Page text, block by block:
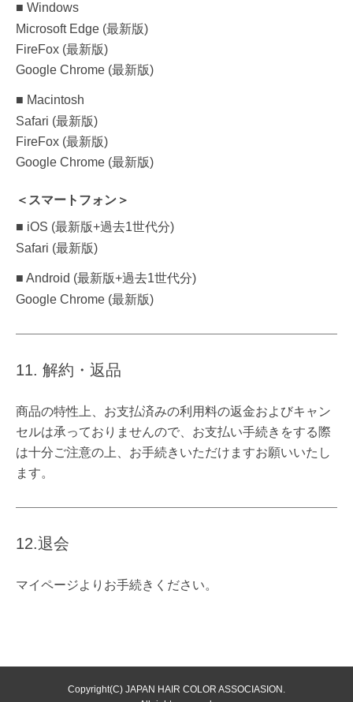
■ Windows
Microsoft Edge (最新版)
FireFox (最新版)
Google Chrome (最新版)
■ Macintosh
Safari (最新版)
FireFox (最新版)
Google Chrome (最新版)
＜スマートフォン＞
■ iOS (最新版+過去1世代分)
Safari (最新版)
■ Android (最新版+過去1世代分)
Google Chrome (最新版)
11. 解約・返品
商品の特性上、お支払済みの利用料の返金およびキャン
セルは承っておりませんので、お支払い手続きをする際
は十分ご注意の上、お手続きいただけますお願いいたし
ます。
12.退会
マイページよりお手続きください。
Copyright(C) JAPAN HAIR COLOR ASSOCIASION.